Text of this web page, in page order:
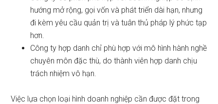
hướng mở rộng, gọi vốn và phát triển dài hạn, nhưng
đi kèm yêu cầu quản trị và tuân thủ pháp lý phức tạp
hơn.
Công ty hợp danh chỉ phù hợp với mô hình hành nghề
chuyên môn đặc thù, do thành viên hợp danh chịu
trách nhiệm vô hạn.
Việc lựa chọn loại hình doanh nghiệp cần được đặt trong